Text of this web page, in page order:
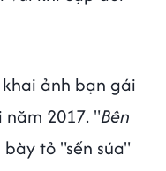
ảnh bạn gái
2017. "Bên
bày tỏ "sến súa"